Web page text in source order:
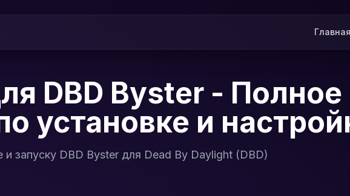
Главная
DBD Byster - Полное
установке и
запуску DBD Byster для Dead By Daylight (DBD)